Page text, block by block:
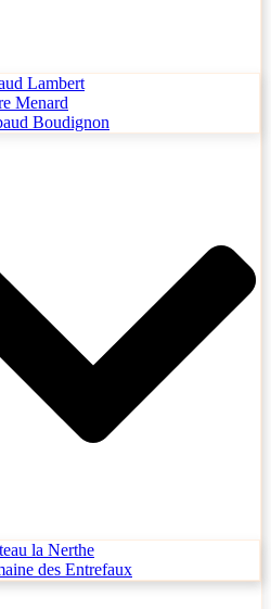
Lambert
Menard
Boudignon
la Nerthe
des Entrefaux